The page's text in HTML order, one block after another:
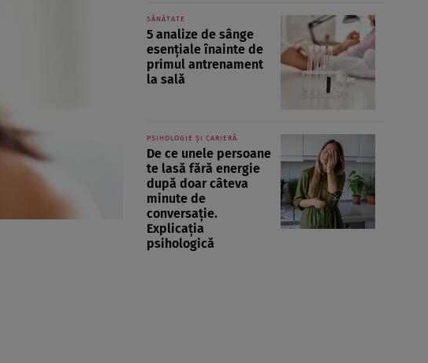
SĂNĂTATE
5 analize de sânge
esențiale înainte de
primul antrenament
la sală
PSIHOLOGIE ȘI CARIERĂ
De ce unele persoane
te lasă fără energie
după doar câteva
minute de
conversație.
Explicația
psihologică